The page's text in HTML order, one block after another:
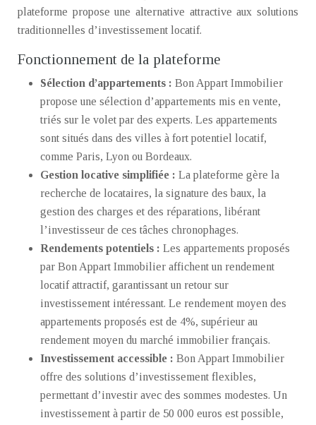
plateforme propose une alternative attractive aux solutions
traditionnelles d’investissement locatif.
Fonctionnement de la plateforme
Sélection d’appartements : Bon Appart Immobilier
propose une sélection d’appartements mis en vente,
triés sur le volet par des experts. Les appartements
sont situés dans des villes à fort potentiel locatif,
comme Paris, Lyon ou Bordeaux.
Gestion locative simplifiée : La plateforme gère la
recherche de locataires, la signature des baux, la
gestion des charges et des réparations, libérant
l’investisseur de ces tâches chronophages.
Rendements potentiels : Les appartements proposés
par Bon Appart Immobilier affichent un rendement
locatif attractif, garantissant un retour sur
investissement intéressant. Le rendement moyen des
appartements proposés est de 4%, supérieur au
rendement moyen du marché immobilier français.
Investissement accessible : Bon Appart Immobilier
offre des solutions d’investissement flexibles,
permettant d’investir avec des sommes modestes. Un
investissement à partir de 50 000 euros est possible,